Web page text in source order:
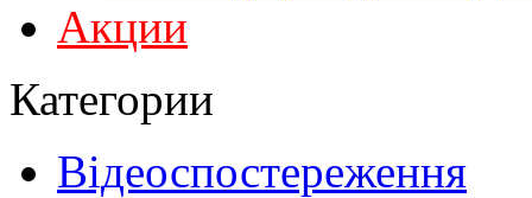
Акции
Категории
Відеоспостереження